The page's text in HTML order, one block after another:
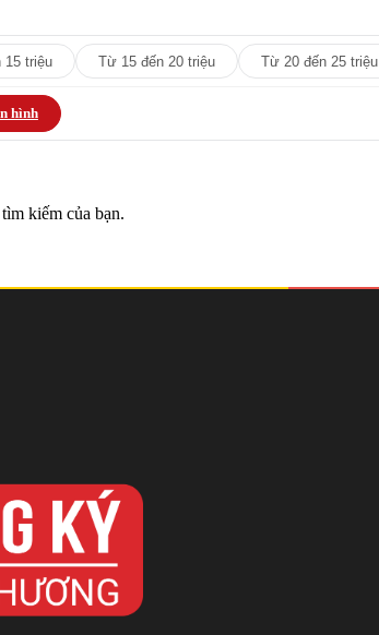
15 triệu Từ 15 đến 20 triệu Từ 20 đến 25 triệu
hình
kiếm của bạn.